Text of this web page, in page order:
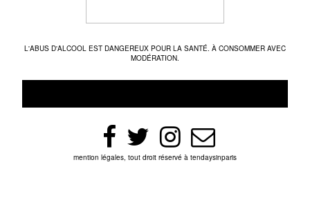
L'ABUS D'ALCOOL EST DANGEREUX POUR LA SANTÉ. À CONSOMMER AVEC
MODÉRATION.
mention légales, tout droit réservé à tendaysinparis